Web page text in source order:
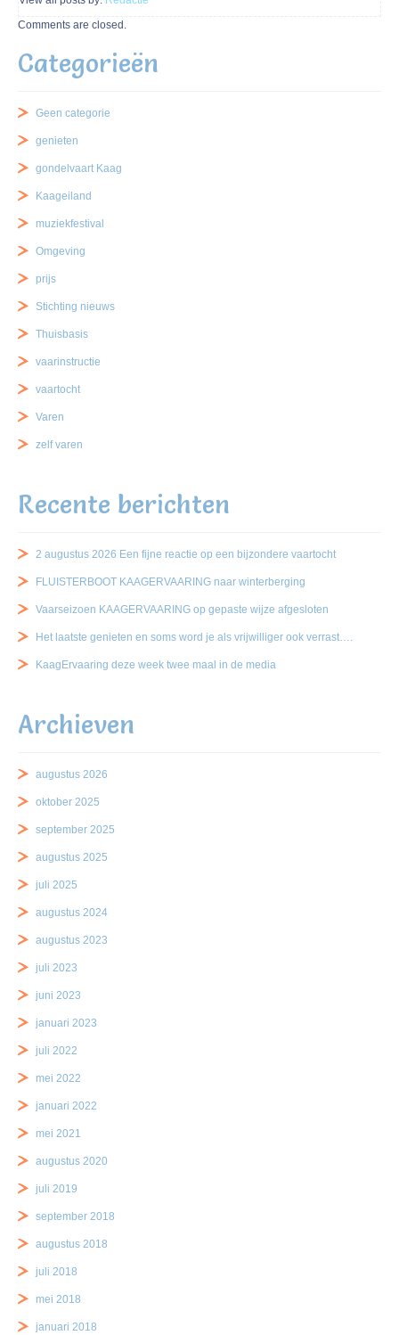
Comments are closed.
Categorieën
Geen categorie
genieten
gondelvaart Kaag
Kaageiland
muziekfestival
Omgeving
prijs
Stichting nieuws
Thuisbasis
vaarinstructie
vaartocht
Varen
zelf varen
Recente berichten
2 augustus 2026 Een fijne reactie op een bijzondere vaartocht
FLUISTERBOOT KAAGERVAARING naar winterberging
Vaarseizoen KAAGERVAARING op gepaste wijze afgesloten
Het laatste genieten en soms word je als vrijwilliger ook verrast….
KaagErvaaring deze week twee maal in de media
Archieven
augustus 2026
oktober 2025
september 2025
augustus 2025
juli 2025
augustus 2024
augustus 2023
juli 2023
juni 2023
januari 2023
juli 2022
mei 2022
januari 2022
mei 2021
augustus 2020
juli 2019
september 2018
augustus 2018
juli 2018
mei 2018
januari 2018